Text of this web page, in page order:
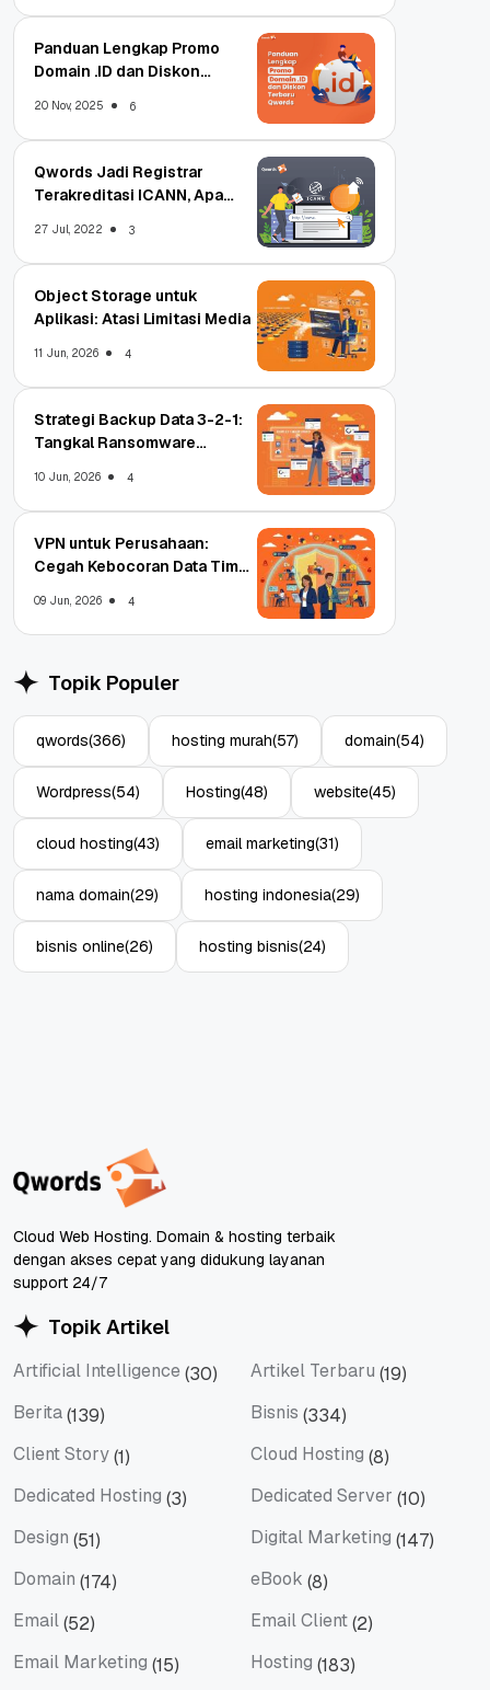
Panduan Lengkap Promo
Domain .ID dan Diskon
20 Nov, 2025 6
Qwords Jadi Registrar
Terakreditasi ICANN, Apa
27 Jul, 2022 3
Object Storage untuk
Aplikasi: Atasi Limitasi Media
11 Jun, 2026 4
Strategi Backup Data 3-2-1:
Tangkal Ransomware
10 Jun, 2026 4
VPN untuk Perusahaan:
Cegah Kebocoran Data Tim
09 Jun, 2026 4
Topik Populer
qwords(366) hosting murah(57) domain(54)
Wordpress(54) Hosting(48) website(45)
cloud hosting(43) email marketing(31)
nama domain(29) hosting indonesia(29)
bisnis online(26) hosting bisnis(24)
Cloud Web Hosting. Domain & hosting terbaik
dengan akses cepat yang didukung layanan
support 24/7
Topik Artikel
Artificial Intelligence (30) Artikel Terbaru (19)
Berita(139) Bisnis (334)
Client Story(1) Cloud Hosting (8)
Dedicated Hosting (3) Dedicated Server (10)
Design (51) Digital Marketing (147)
Domain (174) eBook (8)
Email(52) Email Client(2)
Email Marketing (15) Hosting (183)